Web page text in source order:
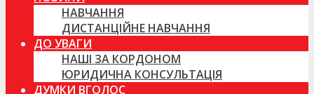
НАВЧАННЯ
ДИСТАНЦІЙНЕ НАВЧАННЯ
ДО УВАГИ
НАШІ ЗА КОРДОНОМ
ЮРИДИЧНА КОНСУЛЬТАЦІЯ
ДУМКИ ВГОЛОС